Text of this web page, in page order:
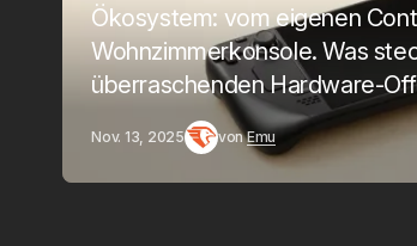
Ökosystem: vom eigenen
Wohnzimmerkonsole. Was
überraschenden Hardware-
Nov. 13, 2025 vonEmu